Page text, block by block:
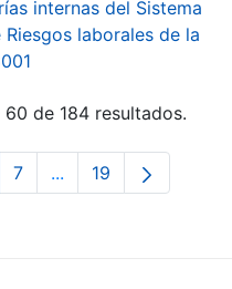
internas del Sistema
laborales de la
de 184 resultados.
Use TAB para
Página
7 ...Páginas intermedias
Página
19